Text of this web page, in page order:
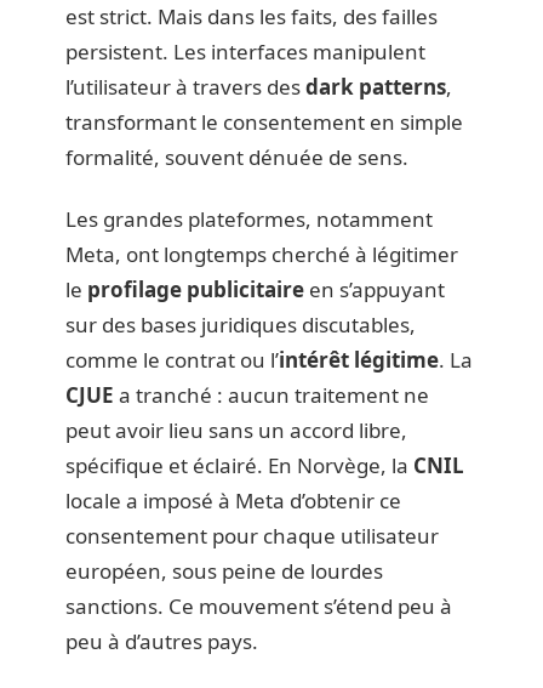
est strict. Mais dans les faits, des failles
persistent. Les interfaces manipulent
l’utilisateur à travers desdark patterns,
transformant le consentement en simple
formalité, souvent dénuée de sens.
Les grandes plateformes, notamment
Meta, ont longtemps cherché à légitimer
le profilage publicitaire en s’appuyant
sur des bases juridiques discutables,
comme le contrat ou l’intérêt légitime. La
CJUE a tranché : aucun traitement ne
peut avoir lieu sans un accord libre,
spécifique et éclairé. En Norvège, la CNIL
locale a imposé à Meta d’obtenir ce
consentement pour chaque utilisateur
européen, sous peine de lourdes
sanctions. Ce mouvement s’étend peu à
peu à d’autres pays.